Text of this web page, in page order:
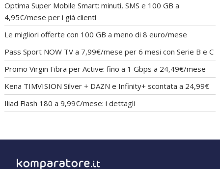
Optima Super Mobile Smart: minuti, SMS e 100 GB a
4,95€/mese per i già clienti
Le migliori offerte con 100 GB a meno di 8 euro/mese
Pass Sport NOW TV a 7,99€/mese per 6 mesi con Serie B e C
Promo Virgin Fibra per Active: fino a 1 Gbps a 24,49€/mese
Kena TIMVISION Silver + DAZN e Infinity+ scontata a 24,99€
Iliad Flash 180 a 9,99€/mese: i dettagli